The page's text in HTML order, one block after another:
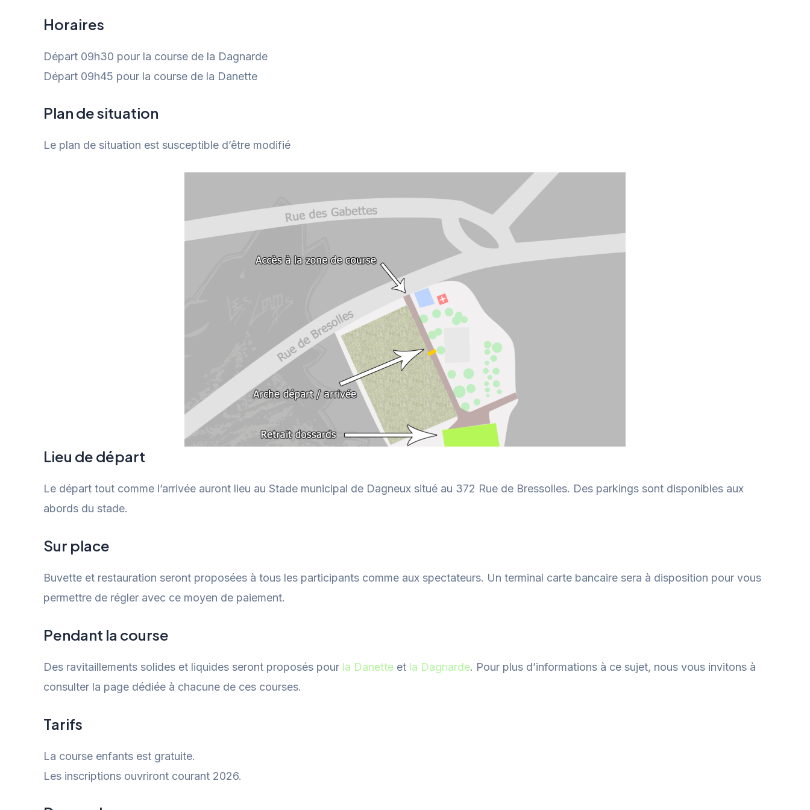
Horaires
Départ 09h30 pour la course de la Dagnarde
Départ 09h45 pour la course de la Danette
Plan de situation
Le plan de situation est susceptible d’être modifié
Lieu de départ
Le départ tout comme l’arrivée auront lieu au Stade municipal de Dagneux situé au 372 Rue de Bressolles. Des parkings sont disponibles aux
abords du stade.
Sur place
Buvette et restauration seront proposées à tous les participants comme aux spectateurs. Un terminal carte bancaire sera à disposition pour vous
permettre de régler avec ce moyen de paiement.
Pendant la course
Des ravitaillements solides et liquides seront proposés pour la Danette et la Dagnarde. Pour plus d’informations à ce sujet, nous vous invitons à
consulter la page dédiée à chacune de ces courses.
Tarifs
La course enfants est gratuite.
Les inscriptions ouvriront courant 2026.